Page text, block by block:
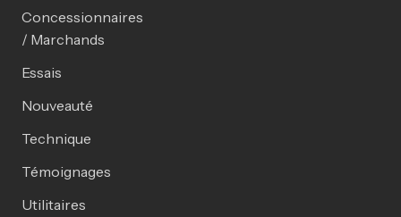
Concessionnaires
/ Marchands
Essais
Nouveauté
Technique
Témoignages
Utilitaires